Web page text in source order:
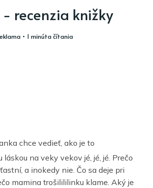
- recenzia knižky
• 1 minúta čítania
chce vedieť, ako je to
láskou na veky vekov jé, jé, jé. Prečo
a inokedy nie. Čo sa deje pri
mamina trošilililinku klame. Aký je